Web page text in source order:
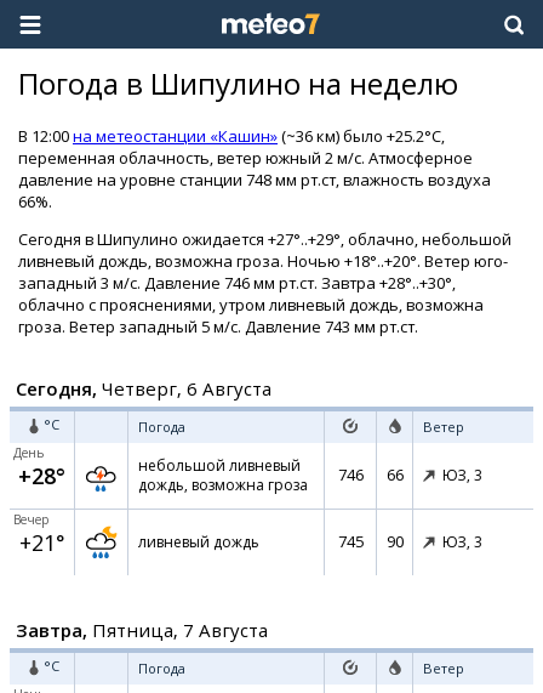
Погода в Шипулино на неделю
В 12:00на метеостанции «Кашин»(~36 км) было +25.2°C,
переменная облачность, ветер южный 2 м/с. Атмосферное
давление на уровне станции 748 мм рт.ст, влажность воздуха
66%.
Сегодня в Шипулино ожидается +27°..+29°, облачно, небольшой
ливневый дождь, возможна гроза. Ночью +18°..+20°. Ветер юго-
западный 3 м/с. Давление 746 мм рт.ст. Завтра +28°..+30°,
облачно с прояснениями, утром ливневый дождь, возможна
гроза. Ветер западный 5 м/с. Давление 743 мм рт.ст.
Сегодня, Четверг, 6 Августа
°C Погода Ветер
День
+28°
небольшой ливневый
дождь, возможна гроза
746 66 ЮЗ, 3
Вечер
+21° ливневый дождь 745 90 ЮЗ, 3
Завтра, Пятница, 7 Августа
°C Погода Ветер